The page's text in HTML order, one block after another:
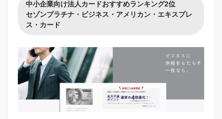
中小企業向け法人カードおすすめランキング2位
セゾンプラチナ・ビジネス・アメリカン・エキスプレ
ス・カード